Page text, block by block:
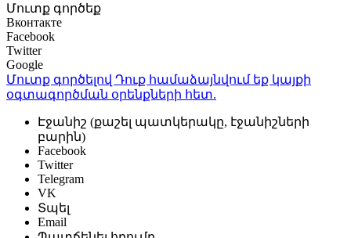
Մուտք գործեք
Вконтакте
Facebook
Twitter
Google
Մուտք գործելով Դուք համաձայնվում եք կայքի
օգտագործման օրենքների հետ.
Էջանիշ (քաշել պատկերակը, էջանիշների
բարին)
Facebook
Twitter
Telegram
VK
Տպել
Email